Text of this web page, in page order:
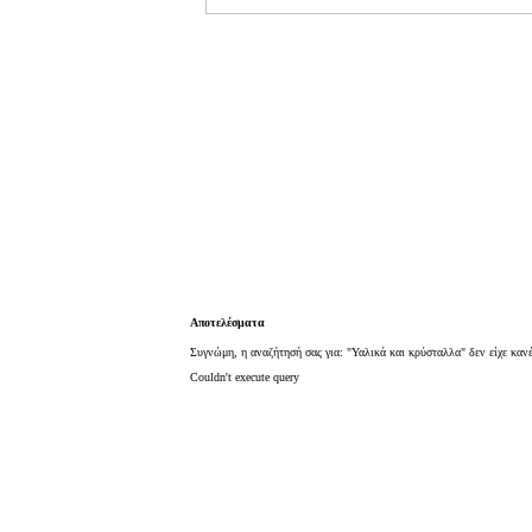
Αποτελέσματα
Συγνώμη, η αναζήτησή σας για: "Υαλικά και κρύσταλλα" δεν είχε
Couldn't execute query